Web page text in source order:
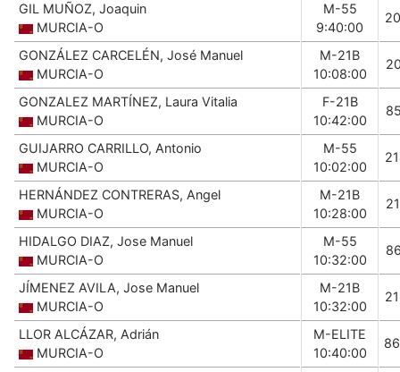
GIL MUÑOZ, Joaquin
MURCIA-O
M-55
9:40:00
GONZÁLEZ CARCELÉN, José Manuel
MURCIA-O
M-21B
10:08:00
GONZALEZ MARTÍNEZ, Laura Vitalia
MURCIA-O
F-21B
10:42:00
GUIJARRO CARRILLO, Antonio
MURCIA-O
M-55
10:02:00
HERNÁNDEZ CONTRERAS, Angel
MURCIA-O
M-21B
10:28:00
HIDALGO DIAZ, Jose Manuel
MURCIA-O
M-55
10:32:00
JÍMENEZ AVILA, Jose Manuel
MURCIA-O
M-21B
10:32:00
LLOR ALCÁZAR, Adrián
MURCIA-O
M-ELITE
10:40:00